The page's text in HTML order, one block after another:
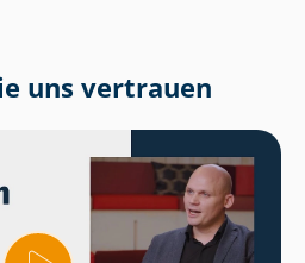
uns vertrauen